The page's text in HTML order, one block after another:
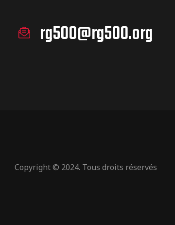
rg500@rg500.org
Copyright © 2024. Tous droits réservés